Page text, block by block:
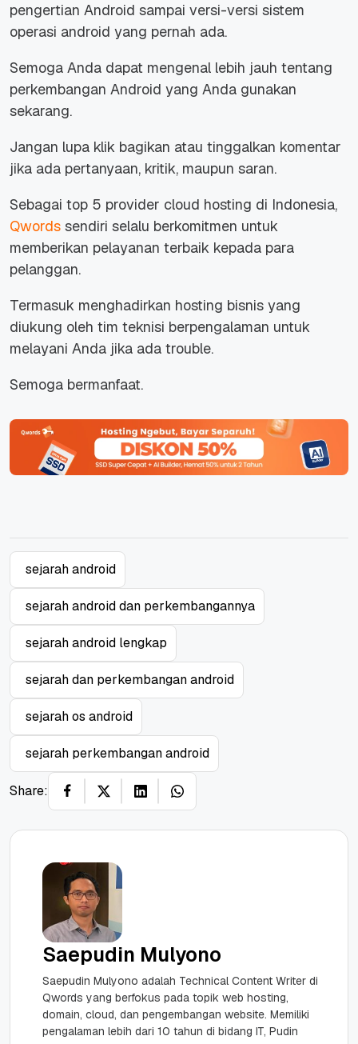
pengertian Android sampai versi-versi sistem
operasi android yang pernah ada.
Semoga Anda dapat mengenal lebih jauh tentang
perkembangan Android yang Anda gunakan
sekarang.
Jangan lupa klik bagikan atau tinggalkan komentar
jika ada pertanyaan, kritik, maupun saran.
Sebagai top 5 provider cloud hosting di Indonesia,
Qwords sendiri selalu berkomitmen untuk
memberikan pelayanan terbaik kepada para
pelanggan.
Termasuk menghadirkan hosting bisnis yang
diukung oleh tim teknisi berpengalaman untuk
melayani Anda jika ada trouble.
Semoga bermanfaat.
sejarah android
sejarah android dan perkembangannya
sejarah android lengkap
sejarah dan perkembangan android
sejarah os android
sejarah perkembangan android
Share:
Saepudin Mulyono
Saepudin Mulyono adalah Technical Content Writer di
Qwords yang berfokus pada topik web hosting,
domain, cloud, dan pengembangan website. Memiliki
pengalaman lebih dari 10 tahun di bidang IT, Pudin